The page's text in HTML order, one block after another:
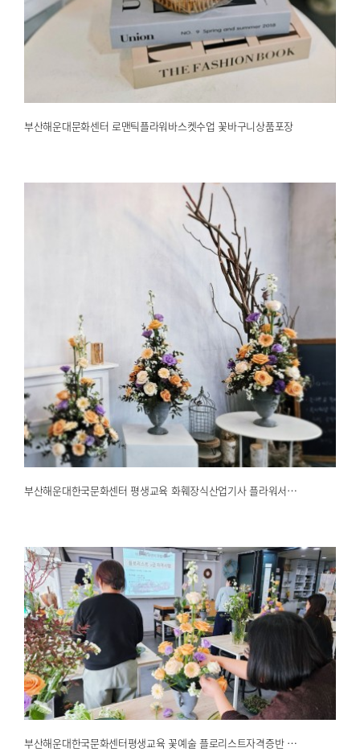
부산해운대문화센터 로맨틱플라워바스켓수업 꽃바구니상품포장
2025.03.04해운대한국문화센터
부산해운대문화센터 로맨틱플라워바스켓수업 꽃바구니상품포장
부산해운대한국문화센터 평생교육 화훼장식산업기사 플라워서…
2025.02.26해운대한국문화센터
부산해운대한국문화센터 평생교육 화훼장식산업기사 플라워서…
부산해운대한국문화센터평생교육 꽃예술 플로리스트자격증반 …
2025.02.26 해운대한국문화센터
부산해운대한국문화센터평생교육 꽃예술 플로리스트자격증반 …